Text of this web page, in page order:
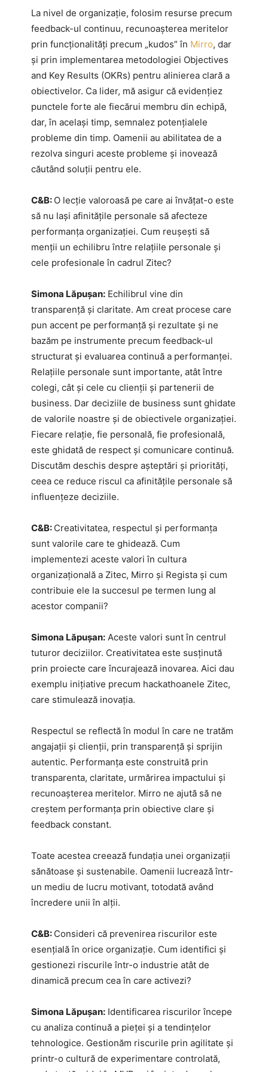
La nivel de organizație, folosim resurse precum
feedback-ul continuu, recunoașterea meritelor
prin funcționalități precum „kudos” în Mirro, dar
și prin implementarea metodologiei Objectives
and Key Results (OKRs) pentru alinierea clară a
obiectivelor. Ca lider, mă asigur că evidențiez
punctele forte ale fiecărui membru din echipă,
dar, în același timp, semnalez potențialele
probleme din timp. Oamenii au abilitatea de a
rezolva singuri aceste probleme și inovează
căutând soluții pentru ele.
C&B: O lecție valoroasă pe care ai învățat-o este
să nu lași afinitățile personale să afecteze
performanța organizației. Cum reușești să
menții un echilibru între relațiile personale și
cele profesionale în cadrul Zitec?
Simona Lăpușan: Echilibrul vine din
transparență și claritate. Am creat procese care
pun accent pe performanță și rezultate și ne
bazăm pe instrumente precum feedback-ul
structurat și evaluarea continuă a performanței.
Relațiile personale sunt importante, atât între
colegi, cât și cele cu clienții și partenerii de
business. Dar deciziile de business sunt ghidate
de valorile noastre și de obiectivele organizației.
Fiecare relație, fie personală, fie profesională,
este ghidată de respect și comunicare continuă.
Discutăm deschis despre așteptări și priorități,
ceea ce reduce riscul ca afinitățile personale să
influențeze deciziile.
C&B: Creativitatea, respectul și performanța
sunt valorile care te ghidează. Cum
implementezi aceste valori în cultura
organizațională a Zitec, Mirro și Regista și cum
contribuie ele la succesul pe termen lung al
acestor companii?
Simona Lăpușan: Aceste valori sunt în centrul
tuturor deciziilor. Creativitatea este susținută
prin proiecte care încurajează inovarea. Aici dau
exemplu inițiative precum hackathoanele Zitec,
care stimulează inovația.
Respectul se reflectă în modul în care ne tratăm
angajații și clienții, prin transparență și sprijin
autentic. Performanța este construită prin
transparenta, claritate, urmărirea impactului și
recunoașterea meritelor. Mirro ne ajută să ne
creștem performanța prin obiective clare și
feedback constant.
Toate acestea creează fundația unei organizații
sănătoase și sustenabile. Oamenii lucrează într-
un mediu de lucru motivant, totodată având
încredere unii în alții.
C&B: Consideri că prevenirea riscurilor este
esențială în orice organizație. Cum identifici și
gestionezi riscurile într-o industrie atât de
dinamică precum cea în care activezi?
Simona Lăpușan: Identificarea riscurilor începe
cu analiza continuă a pieței și a tendințelor
tehnologice. Gestionăm riscurile prin agilitate și
printr-o cultură de experimentare controlată,